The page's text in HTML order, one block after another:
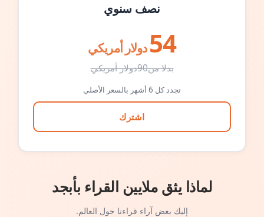
نصف سنوي
54 دولار أمريكي
بدلا من90دولار أمريكي
تجدد كل 6 أشهر بالسعر الأصلي
اشترك
لماذا يثق ملايين القراء بأبجد
إليك بعض آراء قراءنا حول العالم.